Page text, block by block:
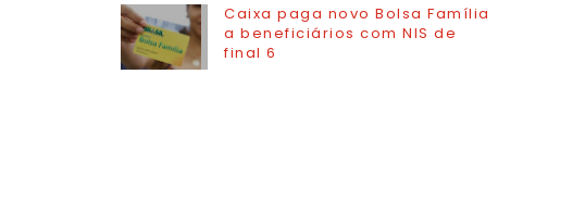
Caixa paga novo Bolsa Família
a beneficiários com NIS de
final 6